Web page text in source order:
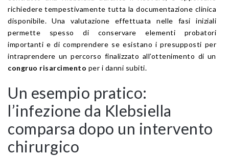
richiedere tempestivamente tutta la documentazione clinica
disponibile. Una valutazione effettuata nelle fasi iniziali
permette spesso di conservare elementi probatori
importanti e di comprendere se esistano i presupposti per
intraprendere un percorso finalizzato all’ottenimento di un
congruo risarcimento per i danni subiti.
Un esempio pratico:
l’infezione da Klebsiella
comparsa dopo un intervento
chirurgico